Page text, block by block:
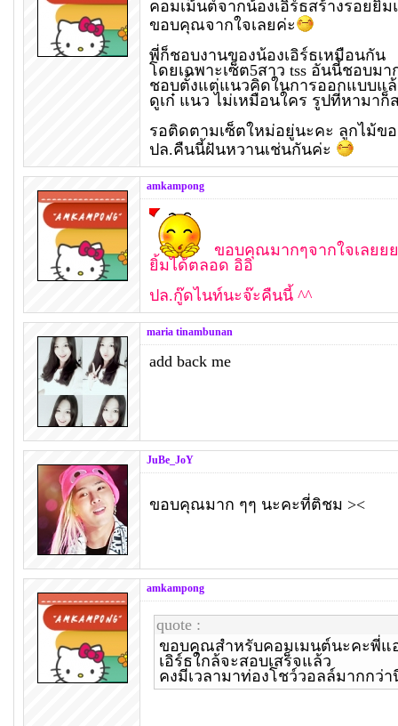
คอมเม้นต์จากน้องเอิร์ธสร้างรอยยิ้
ขอบคุณจากใจเลยค่ะ
พี่ก็ชอบงานของน้องเอิร์ธเหมือนกัน
โดยเฉพาะเซ็ต5สาว tss อันนี้ชอบมา
ชอบตั้งแต่แนวคิดในการออกแบบแ
ดูเก๋ แนว ไม่เหมือนใคร รูปที่หามาก็
รอติดตามเซ็ตใหม่อยู่นะคะ ลูกไม้ข
ปล.คืนนี้ฝันหวานเช่นกันค่ะ
amkampong
ขอบคุณมากๆจากใจเลยย
ยิ้มได้ตลอด อิอิ
ปล.กู๊ดไนท์นะจ๊ะคืนนี้ ^^
maria tinambunan
add back me
JuBe_JoY
ขอบคุณมาก ๆๆ นะคะที่ติชม ><
amkampong
quote :
ขอบคุณสำหรับคอมเมนต์นะคะพี่แ
เอิร์ธใกล้จะสอบเสร็จแล้ว
คงมีเวลามาท่องโชว์วอลล์มากกว่า